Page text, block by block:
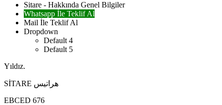
Sitare - Hakkında Genel Bilgiler
Whatsapp İle Teklif Al
Mail İle Teklif Al
Dropdown
Default 4
Default 5
Yıldız.
SİTARE هراتيس
EBCED 676